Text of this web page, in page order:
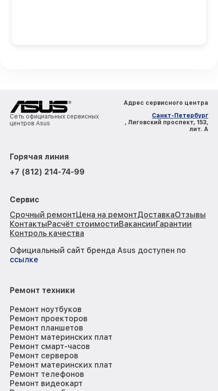
Сеть официальных сервисных
центров Asus
Адрес сервисного центра
Санкт-Петербург
, Лиговский проспект, 153,
лит. А
Горячая линия
+7 (812) 214-74-99
Сервис
Срочный ремонтЦена на ремонтДоставкаОтзывы
КонтактыРасчёт стоимостиВакансииГарантии
Контроль качества
Официальный сайт бренда Asus доступен по
ссылке
Ремонт техники
Ремонт ноутбуков
Ремонт проекторов
Ремонт планшетов
Ремонт материнских плат
Ремонт смарт-часов
Ремонт серверов
Ремонт материнских плат
Ремонт телефонов
Ремонт видеокарт